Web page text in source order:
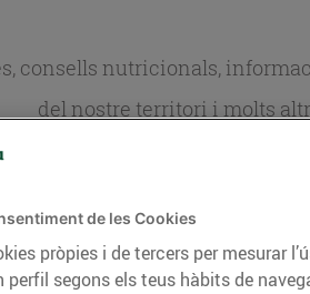
consells nutricionals,
del nostre territori i molts
de les Cookies
pròpies i de tercers per mesurar
perfil segons els teus hàbits de